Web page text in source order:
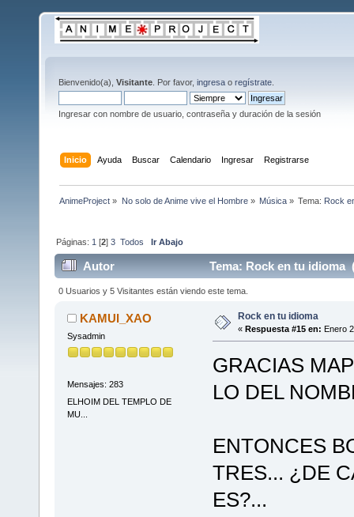
Bienvenido(a), Visitante . Por favor, ingresa o regístrate
Ingresar con nombre de usuario, contraseña y duración de la sesión
Inicio Ayuda Buscar Calendario Ingresar Registrarse
AnimeProject » No solo de Anime vive el Hombre» Música» Tema: Rock
Páginas: 1 [2]3 Todos Ir Abajo
Autor Tema: Rock en tu idioma
0 Usuarios y 5 Visitantes están viendo este tema.
KAMUI_XAO
Sysadmin
Mensajes: 283
ELHOIM DEL TEMPLO DE
MU...
Rock en tu idioma
« Respuesta #15 en: Enero
GRACIAS
LO DEL
ENTONCES
TRES... ¿DE
ES?...